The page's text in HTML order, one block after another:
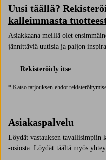
Uusi täällä?
kalleimmasta
Asiakkaana meillä olet
jännittäviä uutisia ja paljon
Rekisteröidy itse
* Katso tarjouksen ehdot
Asiakaspalvelu
Löydät vastauksen tavallisimpiin
-osiosta. Löydät täältä myös